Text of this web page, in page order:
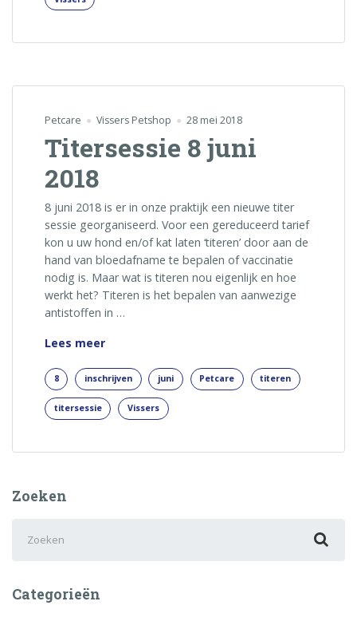
Petcare Vissers Petshop 28 mei 2018
Titersessie 8 juni
2018
8 juni 2018 is er in onze praktijk een nieuwe titer
sessie georganiseerd. Voor een gereduceerd tarief
kon u uw hond en/of kat laten ‘titeren’ door aan de
hand van bloedafname te bepalen of vaccinatie
nodig is. Maar wat is titeren nou eigenlijk en hoe
werkt het? Titeren is het bepalen van aanwezige
antistoffen in …
Lees meerTitersessie
juni
2018
8 inschrijven juni Petcare titeren
titersessie Vissers
Zoeken
naar:
Categorieën